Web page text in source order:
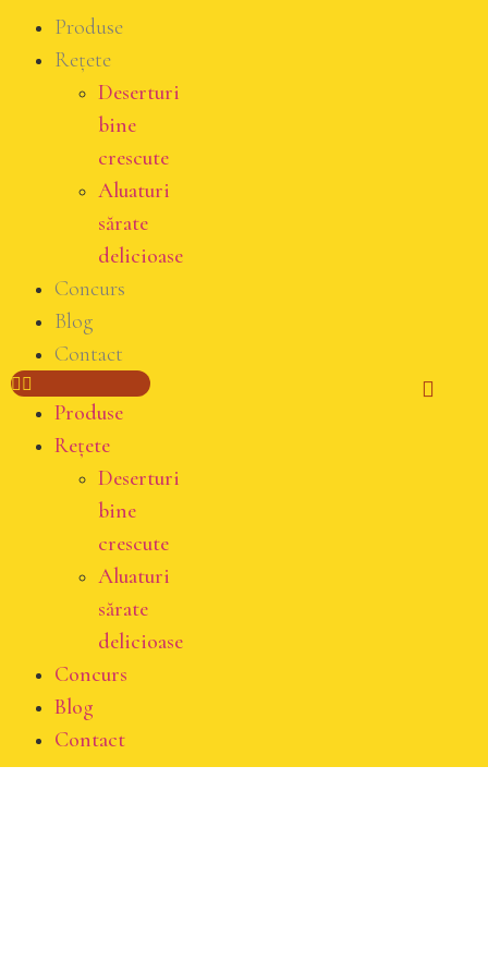
Produse
Rețete
Deserturi
bine
crescute
Aluaturi
sărate
delicioase
Concurs
Blog
Contact
Produse
Rețete
Deserturi
bine
crescute
Aluaturi
sărate
delicioase
Concurs
Blog
Contact